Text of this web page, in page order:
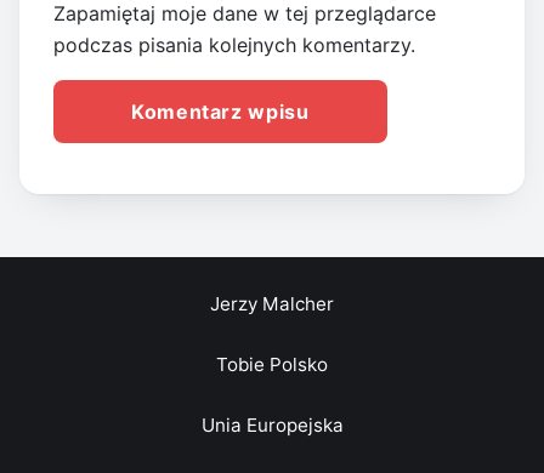
Zapamiętaj moje dane w tej przeglądarce
podczas pisania kolejnych komentarzy.
Jerzy Malcher
Tobie Polsko
Unia Europejska